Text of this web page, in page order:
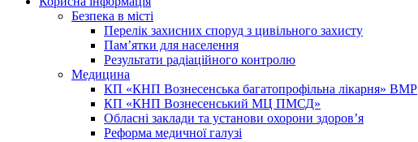
Безпека в місті
Перелік захисних споруд з цивільного захисту
Пам’ятки для населення
Результати радіаційного контролю
Медицина
КП «КНП Вознесенська багатопрофільна лікарня» ВМР
КП «КНП Вознесенський МЦ ПМСД»
Обласні заклади та установи охорони здоров’я
Реформа медичної галузі